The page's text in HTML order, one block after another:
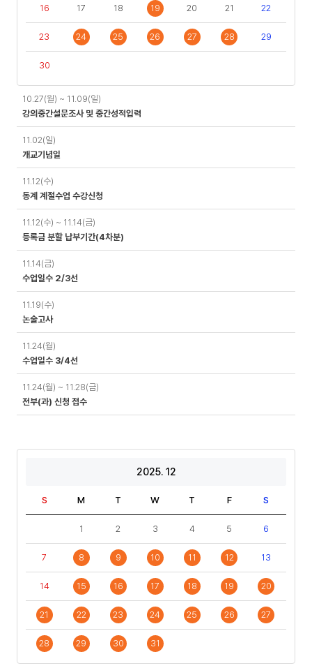
16 17 18 19 20 21 22
23 24 25 26 27 28 29
30
정
10.27(월) ~ 11.09(일)
강의중간설문조사 및 중간성적입력
11.02(일)
개교기념일
11.12(수)
동계 계절수업 수강신청
11.12(수) ~ 11.14(금)
등록금 분할 납부기간(4차분)
11.14(금)
수업일수 2/3선
11.19(수)
논술고사
11.24(월)
수업일수 3/4선
11.24(월) ~ 11.28(금)
전부(과) 신청 접수
2025. 12
S M T W T F S
1 2 3 4 5 6
7 8 9 10 11 12 13
14 15 16 17 18 19 20
21 22 23 24 25 26 27
28 29 30 31